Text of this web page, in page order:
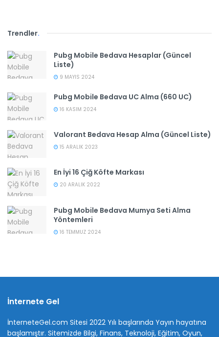
Trendler.
Pubg Mobile Bedava Hesaplar (Güncel
Liste)
9 MAYIS 2024
Pubg Mobile Bedava UC Alma (660 UC)
16 KASIM 2024
Valorant Bedava Hesap Alma (Güncel Liste)
15 ARALIK 2023
En İyi 16 Çiğ Köfte Markası
20 ARALIK 2022
Pubg Mobile Bedava Mumya Seti Alma
Yöntemleri
16 TEMMUZ 2024
İnternete Gel
İnterneteGel.com Sitesi 2022 Yılı başlarında Yayın hayatına
başlamıştır. Sitemizde Bilgi, Finans, Teknoloji, Eğitim, Oyun,